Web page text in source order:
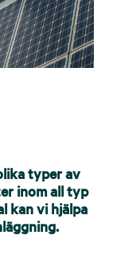
typer av
inom all typ
kan vi hjälpa